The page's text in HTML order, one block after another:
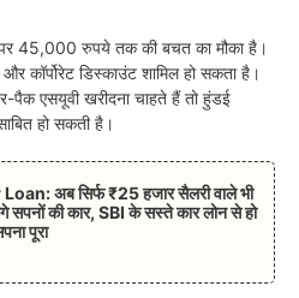
पर 45,000 रुपये तक की बचत का मौका है।
कॉर्पोरेट डिस्काउंट शामिल हो सकता है।
पैक एसयूवी खरीदना चाहते हैं तो हुंडई
हो सकती है।
अब सिर्फ ₹25 हजार सैलरी वाले भी
सपनों की कार, SBI के सस्ते कार लोन से हो
पूरा